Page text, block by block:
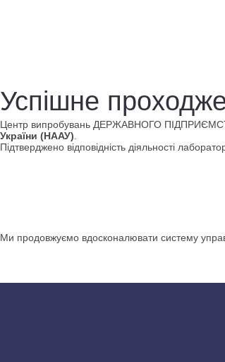
Успішне
Центр випробувань ДЕРЖАВНОГО
України (НААУ).
Підтверджено відповідність діяльності
Ми продовжуємо вдосконалювати систему